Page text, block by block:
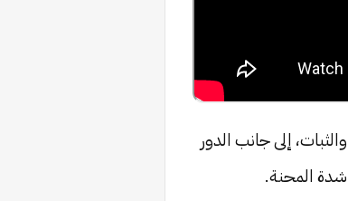
إلى جانب الدور
المحنة.